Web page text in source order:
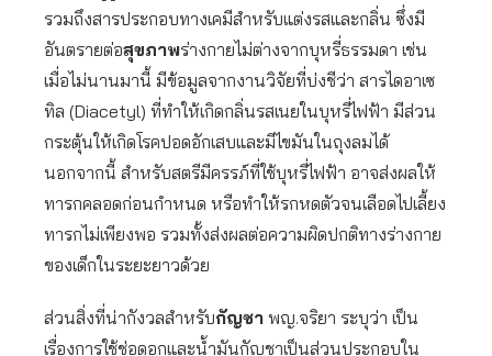
รวมถึงสารประกอบทางเคมีสำหรับแต่งรสและกลิ่น ซึ่งมี
อันตรายต่อสุขภาพร่างกายไม่ต่างจากบุหรี่ธรรมดา เช่น
เมื่อไม่นานมานี้ มีข้อมูลจากงานวิจัยที่บ่งชีว่า สารไดอาเซ
ทิล (Diacetyl) ที่ทำให้เกิดกลิ่นรสเนยในบุหรี่ไฟฟ้า มีส่วน
กระตุ้นให้เกิดโรคปอดอักเสบและมีไขมันในถุงลมได้
นอกจากนี้ สำหรับสตรีมีครรภ์ที่ใช้บุหรี่ไฟฟ้า อาจส่งผลให้
ทารกคลอดก่อนกำหนด หรือทำให้รกหดตัวจนเลือดไปเลี้ยง
ทารกไม่เพียงพอ รวมทั้งส่งผลต่อความผิดปกติทางร่างกาย
ของเด็กในระยะยาวด้วย
ส่วนสิ่งที่น่ากังวลสำหรับกัญชา พญ.จริยา ระบุว่า เป็น
เรื่องการใช้ช่อดอกและน้ำมันกัญชาเป็นส่วนประกอบใน